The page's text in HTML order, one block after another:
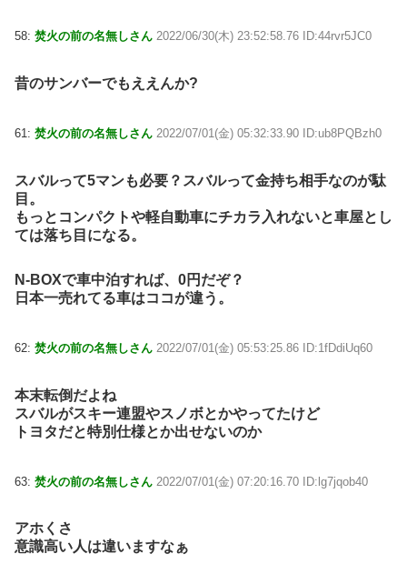
58: 焚火の前の名無しさん 2022/06/30(木) 23:52:58.76 ID:44rvr5JC0
昔のサンバーでもええんか?
61: 焚火の前の名無しさん 2022/07/01(金) 05:32:33.90 ID:ub8PQBzh0
スバルって5マンも必要？スバルって金持ち相手なのが駄
目。
もっとコンパクトや軽自動車にチカラ入れないと車屋とし
ては落ち目になる。
N-BOXで車中泊すれば、0円だぞ？
日本一売れてる車はココが違う。
62: 焚火の前の名無しさん 2022/07/01(金) 05:53:25.86 ID:1fDdiUq60
本末転倒だよね
スバルがスキー連盟やスノボとかやってたけど
トヨタだと特別仕様とか出せないのか
63: 焚火の前の名無しさん 2022/07/01(金) 07:20:16.70 ID:lg7jqob40
アホくさ
意識高い人は違いますなぁ